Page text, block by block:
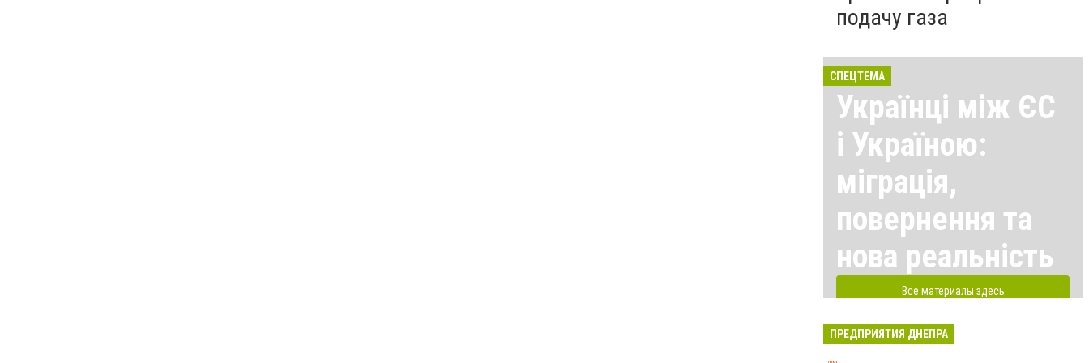
подачу газа
СПЕЦТЕМА
Українці між ЄС
і Україною:
міграція,
повернення та
нова реальність
Все материалы здесь
ПРЕДПРИЯТИЯ ДНЕПРА